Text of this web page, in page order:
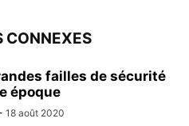
CONNEXES
failles de sécurité
époque
18 août 2020